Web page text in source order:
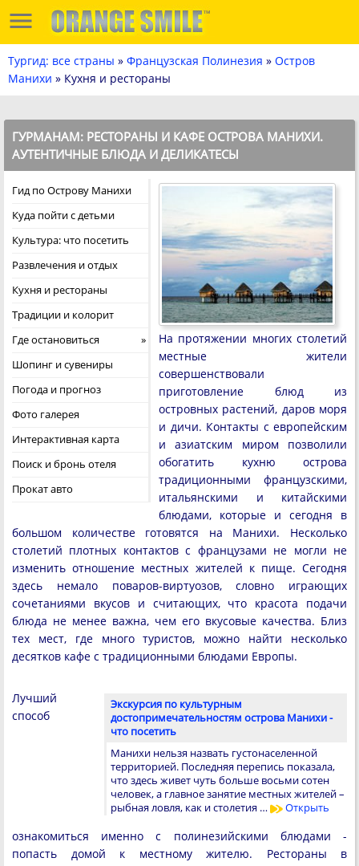
Тургид: все страны » Французская Полинезия » Остров
Манихи » Кухня и рестораны
ГУРМАНАМ: РЕСТОРАНЫ И КАФЕ ОСТРОВА МАНИХИ.
AУТЕНТИЧНЫЕ БЛЮДА И ДЕЛИКАТЕСЫ
Гид по Острову Манихи
Куда пойти с детьми
Культура: что посетить
Развлечения и отдых
Кухня и рестораны
Традиции и колорит
Где остановиться
Шопинг и сувениры
Погода и прогноз
Фото галерея
Интерактивная карта
Поиск и бронь отеля
Прокат авто
На протяжении многих столетий
местные жители
совершенствовали
приготовление блюд из
островных растений, даров моря
и дичи. Контакты с европейским
и азиатским миром позволили
обогатить кухню острова
традиционными французскими,
итальянскими и китайскими
блюдами, которые и сегодня в
большом количестве готовятся на Манихи. Несколько
столетий плотных контактов с французами не могли не
изменить отношение местных жителей к пище. Сегодня
здесь немало поваров-виртуозов, словно играющих
сочетаниями вкусов и считающих, что красота подачи
блюда не менее важна, чем его вкусовые качества. Близ
тех мест, где много туристов, можно найти несколько
десятков кафе с традиционными блюдами Европы.
Экскурсия по культурным
достопримечательностям острова Манихи -
что посетить
Манихи нельзя назвать густонаселенной
территорией. Последняя перепись показала,
что здесь живет чуть больше восьми сотен
человек, а главное занятие местных жителей –
рыбная ловля, как и столетия …
Открыть
Лучший
способ
ознакомиться именно с полинезийскими блюдами -
попасть домой к местному жителю. Рестораны в